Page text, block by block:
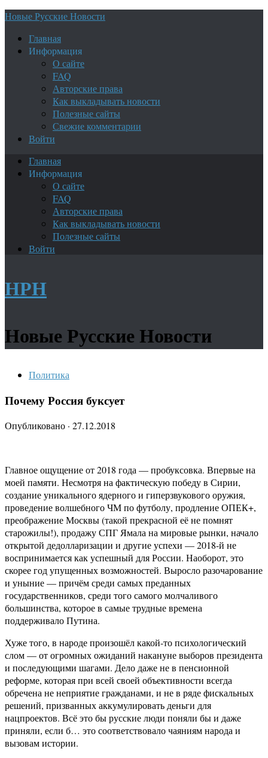
Новые Русские Новости
Главная
Информация
О сайте
FAQ
Авторские права
Как выкладывать новости
Полезные сайты
Свежие комментарии
Войти
Главная
Информация
О сайте
FAQ
Авторские права
Как выкладывать новости
Полезные сайты
Войти
НРН
Новые Русские Новости
Политика
Почему Россия буксует
Опубликовано · 27.12.2018
Главное ощущение от 2018 года — пробуксовка. Впервые на
моей памяти. Несмотря на фактическую победу в Сирии,
создание уникального ядерного и гиперзвукового оружия,
проведение волшебного ЧМ по футболу, продление ОПЕК+,
преображение Москвы (такой прекрасной её не помнят
старожилы!), продажу СПГ Ямала на мировые рынки, начало
открытой дедолларизации и другие успехи — 2018-й не
воспринимается как успешный для России. Наоборот, это
скорее год упущенных возможностей. Выросло разочарование
и уныние — причём среди самых преданных
государственников, среди того самого молчаливого
большинства, которое в самые трудные времена
поддерживало Путина.
Хуже того, в народе произошёл какой-то психологический
слом — от огромных ожиданий накануне выборов президента
и последующими шагами. Дело даже не в пенсионной
реформе, которая при всей своей объективности всегда
обречена не неприятие гражданами, и не в ряде фискальных
решений, призванных аккумулировать деньги для
нацпроектов. Всё это бы русские люди поняли бы и даже
приняли, если б… это соответствовало чаяниям народа и
вызовам истории.